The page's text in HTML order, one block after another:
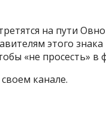
на пути
этого
«не просесть» в
канале.